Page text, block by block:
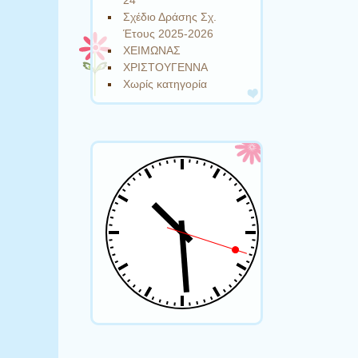
Σχέδιο Δράσης Σχ.
Έτους 2025-2026
ΧΕΙΜΩΝΑΣ
ΧΡΙΣΤΟΥΓΕΝΝΑ
Χωρίς κατηγορία